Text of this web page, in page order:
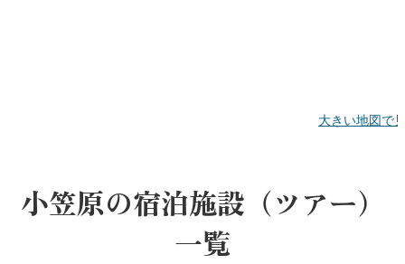
大きい地図で
小笠原の宿泊施設（ツアー）
一覧